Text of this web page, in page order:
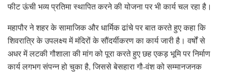
फीट ऊंची भव्य प्रतिमा स्थापित करने की योजना पर भी कार्य चल रहा है।
महापौर ने शहर के सामाजिक और धार्मिक ढांचे पर बात करते हुए कहा कि
शिवरात्रि के उपलक्ष्य में मंदिरों के सौंदर्यीकरण का कार्य जारी है। वर्षों से
अधर में लटकी गौशाला की मांग को पूरा करते हुए छह एकड़ भूमि पर निर्माण
कार्य लगभग संपन्न हो चुका है, जिससे बेसहारा गौ-वंश को सम्मानजनक